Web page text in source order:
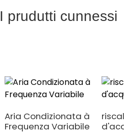
I prudutti cunnessi
Aria Condizionata à
Frequenza Variabile